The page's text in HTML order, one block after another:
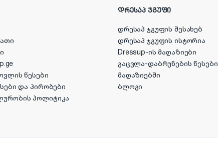
წესები
და პირობები
პოლიტიკა
ᲓᲠᲔᲡᲐᲞ ᲯᲒᲣᲤᲘ
დრესაპ ჯგუფის შესახებ
დრესაპ ჯგუფის ისტორია
Dressup-ის მაღაზიები
გაცვლა-დაბრუნების წესები
მაღაზიებში
ბლოგი